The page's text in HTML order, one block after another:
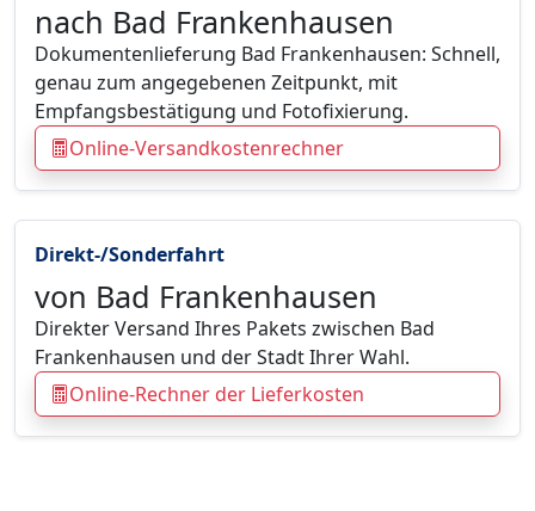
Direkt-/Sonderfahrt
von Bad Frankenhausen
Direkter Versand Ihres Pakets zwischen Bad
Frankenhausen und der Stadt Ihrer Wahl.
Online-Rechner der Lieferkosten
nach Bad Frankenhausen
Dokumentenlieferung Bad Frankenhausen: Schnell,
genau zum angegebenen Zeitpunkt, mit
Empfangsbestätigung und Fotofixierung.
Online-Versandkostenrechner